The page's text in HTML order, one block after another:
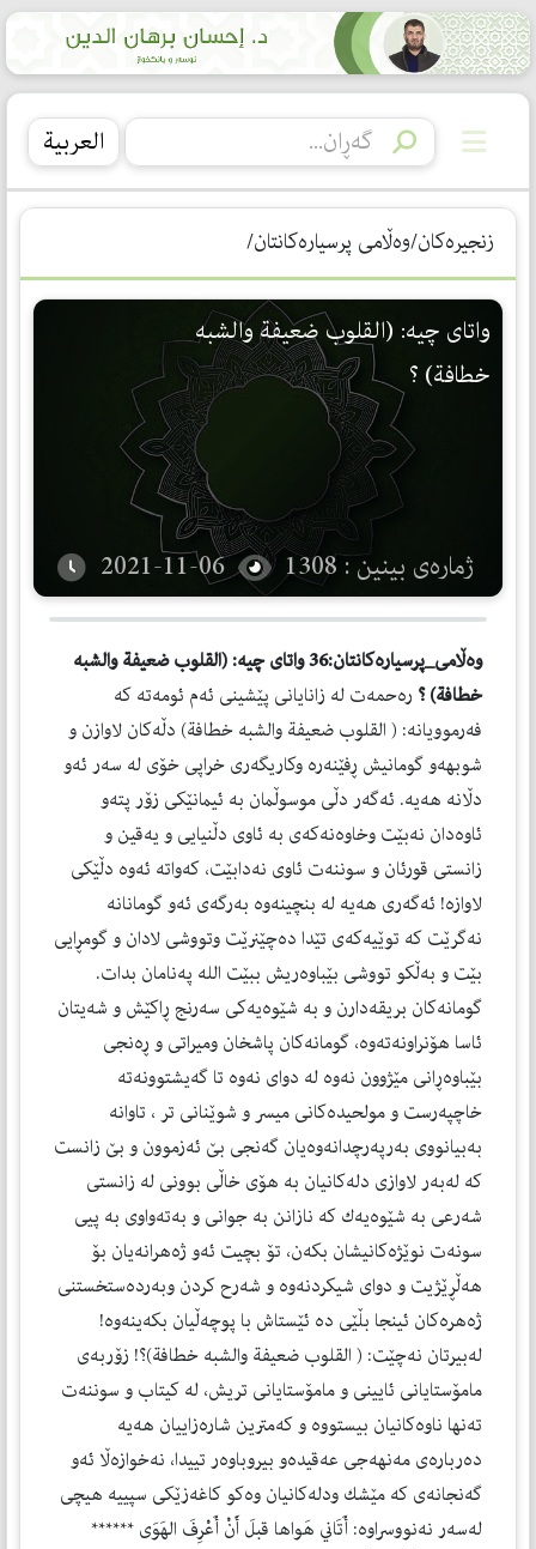
العربیة
زنجیرەکان/وەڵامی پرسیارەکانتان/
واتای چیە: (القلوب ضعیفة والشبه
خطافة) ؟
ژمارەی بینین : 1308 2021-11-06
وەڵامی_پرسیارەكانتان:36
واتای چیە: (القلوب ضعیفة والشبه
خطافة) ؟ رەحمەت لە زانایانی پێشینی ئەم ئومەتە كە
فەرموویانە: ( القلوب ضعیفة والشبه خطافة) دڵەكان لاوازن و
شوبهەو گومانیش ڕفێنەرە وكاریگەری خراپی خۆی لە سەر ئەو
دڵانە هەیە. ئەگەر دڵی موسوڵمان بە ئیمانێكی زۆر پتەو
ئاوەدان نەبێت وخاوەنەكەی بە ئاوی دڵنیایی و یەقین و
زانستی قورئان و سوننەت ئاوی نەدابێت، كەواتە ئەوە دڵێكی
لاوازە! ئەگەری هەیە لە بنچینەوە بەرگەی ئەو گومانانە
نەگرێت كە توێیەكەی تێدا دەچێنرێت وتووشی لادان و گومڕایی
بێت و بەڵكو تووشی بێباوەریش ببێت الله پەنامان بدات.
گومانەكان بریقەدارن و بە شێوەیەكی سەرنج ڕاكێش و شەیتان
ئاسا هۆنراونەتەوە، گومانەكان پاشخان ومیراتی و ڕەنجی
بێباوەڕانی مێژوون نەوە لە دوای نەوە تا گەیشتوونەتە
خاچپەرست و مولحیدەكانی میسر و شوێنانی تر ، تاوانە
بەبیانووی بەرپەرچدانەوەیان گەنجی بێ ئەزموون و بێ زانست
كە لەبەر لاوازی دلەكانیان بە هۆی خاڵی بوونی لە زانستی
شەرعی بە شێوەیەك كە نازانن بە جوانی و بەتەواوی بە پیی
سونەت نوێژەكانیشان بكەن، تۆ بچیت ئەو ژەهرانەیان بۆ
هەڵڕێژیت و دوای شیكردنەوە و شەرح كردن وبەردەستخستنی
ژەهرەكان ئینجا بڵێی دە ئێستاش با پوچەڵیان بكەینەوە!
لەبیرتان نەچێت: ( القلوب ضعیفة والشبه خطافة)؟! زۆربەی
مامۆستایانی ئایینی و مامۆستایانی تریش، لە كیتاب و سوننەت
تەنها ناوەكانیان بیستووە و كەمترین شارەزاییان هەیە
دەربارەی مەنهەجی عەقیدەو بیروباوەر تییدا، نەخوازەڵا ئەو
گەنجانەی كە مێشك ودلەكانیان وەكو كاغەزێكی سپییە هیچی
لەسەر نەنووسراوە: أَتَاني هَواها قبلَ أَنْ أَعْرِفَ الهَوَى ******